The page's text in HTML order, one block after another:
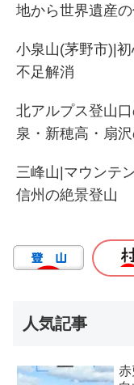
地から世界遺産
小泉山(茅野市)|
不足解消
北アルプス登山
泉・新穂高・扇
三峰山|マウンテ
信州の絶景登山
人気記事